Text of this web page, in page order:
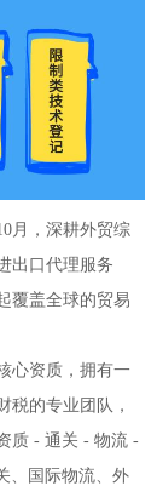
月，深耕外贸综
出口代理服务
覆盖全球的贸易
心资质，拥有一
税的专业团队，
质 - 通关 - 物流 -
、国际物流、外